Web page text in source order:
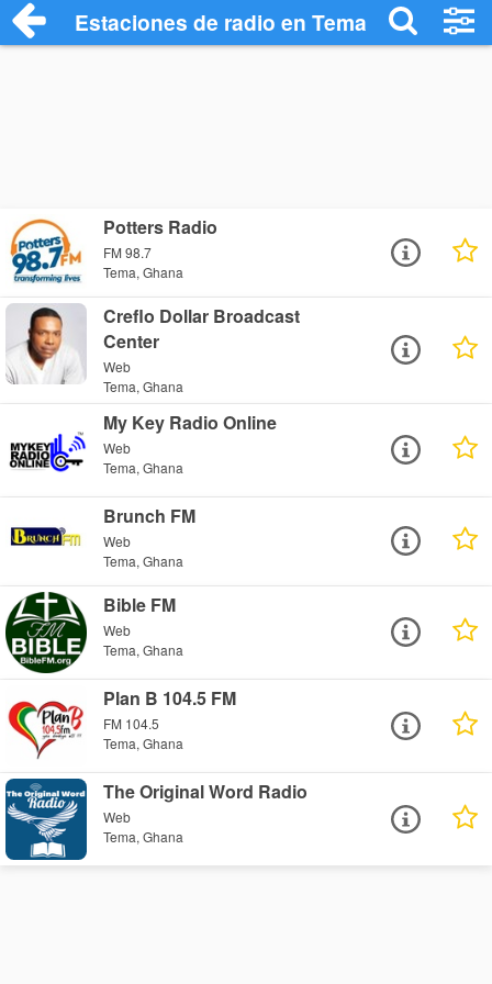
Estaciones de radio en Tema - Escuchar
Potters Radio
FM 98.7
Tema, Ghana
Creflo Dollar Broadcast
Center
Web
Tema, Ghana
My Key Radio Online
Web
Tema, Ghana
Brunch FM
Web
Tema, Ghana
Bible FM
Web
Tema, Ghana
Plan B 104.5 FM
FM 104.5
Tema, Ghana
The Original Word Radio
Web
Tema, Ghana